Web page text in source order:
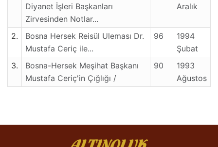
Diyanet İşleri Başkanları
Zirvesinden Notlar...
Aralık
2.
Bosna Hersek Reisül Uleması Dr.
Mustafa Ceriç ile...
96
1994
Şubat
3.
Bosna-Hersek Meşihat Başkanı
Mustafa Ceriç'in Çığlığı /
90
1993
Ağustos